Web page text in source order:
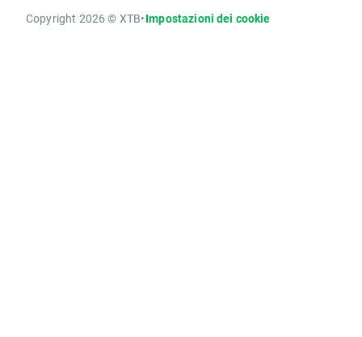
Copyright 2026 © XTB•Impostazioni dei cookie